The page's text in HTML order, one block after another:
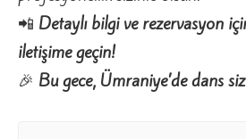
📲 Detaylı bilgi ve rezervasyon
iletişime geçin!
🎉 Bu gece, Ümraniye’de dans